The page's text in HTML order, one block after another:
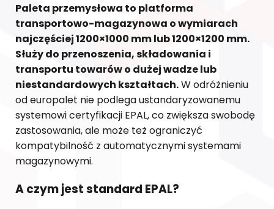
Paleta przemysłowa to platforma
transportowo-magazynowa o wymiarach
najczęściej 1200×1000 mm lub 1200×1200 mm.
Służy do przenoszenia, składowania i
transportu towarów o dużej wadze lub
niestandardowych kształtach.W odróżnieniu
od europalet nie podlega ustandaryzowanemu
systemowi certyfikacji EPAL, co zwiększa swobodę
zastosowania, ale może też ograniczyć
kompatybilność z automatycznymi systemami
magazynowymi.
A czym jest standard EPAL?